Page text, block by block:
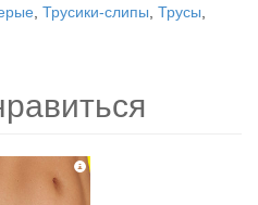
Трусики-слипы Трусы